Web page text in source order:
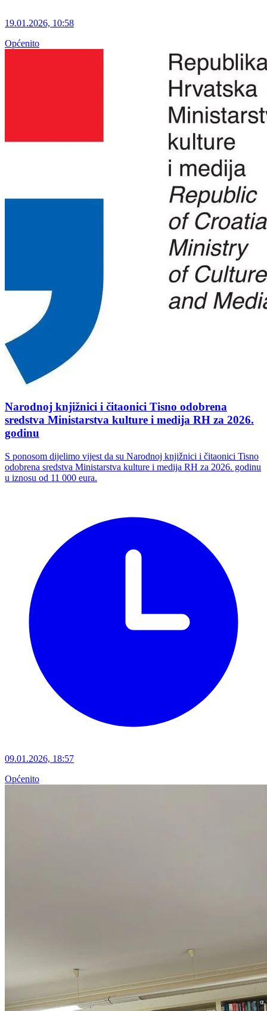
19.01.2026, 10:58
Općenito
Narodnoj knjižnici i čitaonici Tisno odobrena
sredstva Ministarstva kulture i medija RH za 2026.
godinu
S ponosom dijelimo vijest da su Narodnoj knjižnici i čitaonici Tisno
odobrena sredstva Ministarstva kulture i medija RH za 2026. godinu
u iznosu od 11 000 eura.
09.01.2026, 18:57
Općenito